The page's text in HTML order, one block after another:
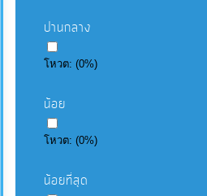
ปานกลาง
โหวต:(0%)
น้อย
โหวต:(0%)
น้อยที่สุด